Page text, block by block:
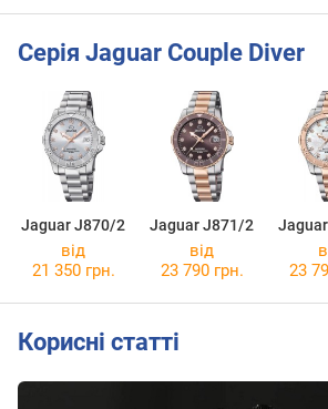
Серія Jaguar Couple Diver
Jaguar J870/2 Jaguar J871/2
від
21 350 грн.
від
23 790 грн.
23
Корисні статті